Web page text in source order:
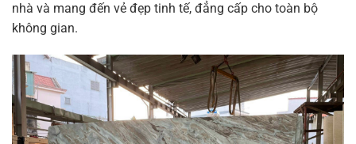
nhà và mang đến vẻ đẹp tinh tế, đẳng cấp cho toàn bộ
không gian.